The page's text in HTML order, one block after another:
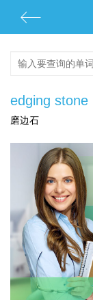
edging stone
磨边石